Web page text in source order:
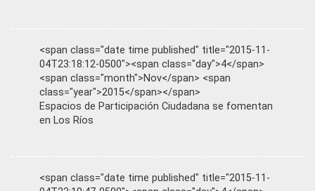
<span class="date time published" title="2015-11-
04T23:18:12-0500"><span class="day">4</span>
<span class="month">Nov</span> <span
class="year">2015</span></span>
Espacios de Participación Ciudadana se fomentan
en Los Ríos
<span class="date time published" title="2015-11-